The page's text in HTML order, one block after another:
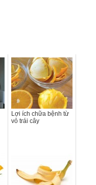
Lợi ích chữa bệnh từ
vỏ trái cây